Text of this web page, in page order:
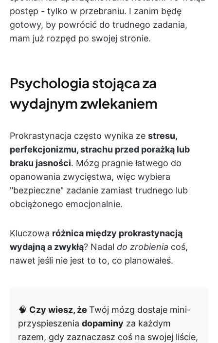
postęp - tylko w przebraniu. I zanim będę
gotowy, by powrócić do trudnego zadania,
mam już rozpęd po swojej stronie.
Psychologia stojąca za
wydajnym zwlekaniem
Prokrastynacja często wynika ze stresu,
perfekcjonizmu, strachu przed porażką lub
braku jasności. Mózg pragnie łatwego do
opanowania zwycięstwa, więc wybiera
"bezpieczne" zadanie zamiast trudnego lub
obciążonego emocjonalnie.
Kluczowa różnica między prokrastynacją
wydajną a zwykłą? Nadal do zrobienia coś,
nawet jeśli nie jest to to, co planowałeś.
🧠 Czy wiesz, że Twój mózg dostaje mini-
przyspieszenia dopaminy za każdym
razem, gdy zaznaczasz coś na swojej liście,